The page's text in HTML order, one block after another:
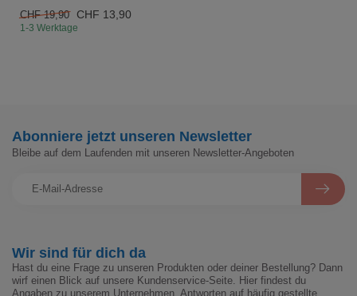
CHF 19,90 CHF 13,90
1-3 Werktage
Wir sind für dich da
Hast du eine Frage zu unseren Produkten oder deiner Bestellung? Dann
wirf einen Blick auf unsere Kundenservice-Seite. Hier findest du
Angaben zu unserem Unternehmen, Antworten auf häufig gestellte
Abonniere jetzt unseren Newsletter
Bleibe auf dem Laufenden mit unseren Newsletter-Angeboten